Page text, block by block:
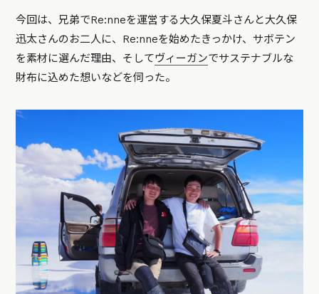
今回は、兄弟でRe:nneを運営する大久保夏斗さんと大久保
迅太さんのお二人に、Re:nneを始めたきっかけ、サボテン
を素材に選んだ理由、そしてヴィーガンでサステナブルな
財布に込めた想いなどを伺った。